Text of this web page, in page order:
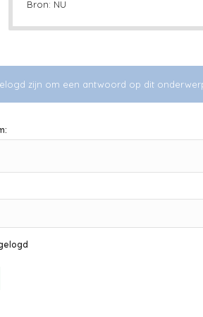
Bron: NU
zijn om een antwoord op dit